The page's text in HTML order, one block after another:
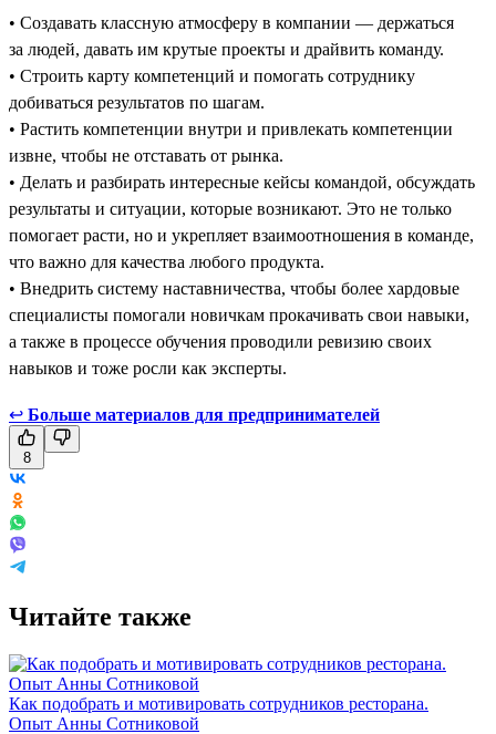
• Создавать классную атмосферу в компании — держаться
за людей, давать им крутые проекты и драйвить команду.
• Строить карту компетенций и помогать сотруднику
добиваться результатов по шагам.
• Растить компетенции внутри и привлекать компетенции
извне, чтобы не отставать от рынка.
• Делать и разбирать интересные кейсы командой, обсуждать
результаты и ситуации, которые возникают. Это не только
помогает расти, но и укрепляет взаимоотношения в команде,
что важно для качества любого продукта.
• Внедрить систему наставничества, чтобы более хардовые
специалисты помогали новичкам прокачивать свои навыки,
а также в процессе обучения проводили ревизию своих
навыков и тоже росли как эксперты.
↩ Больше материалов для предпринимателей
8
Читайте также
Как подобрать и мотивировать сотрудников ресторана.
Опыт Анны Сотниковой